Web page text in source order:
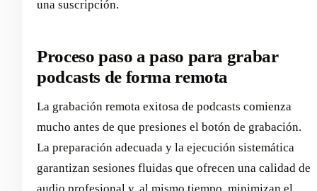
una suscripción.
Proceso paso a paso para grabar
podcasts de forma remota
La grabación remota exitosa de podcasts comienza
mucho antes de que presiones el botón de grabación.
La preparación adecuada y la ejecución sistemática
garantizan sesiones fluidas que ofrecen una calidad de